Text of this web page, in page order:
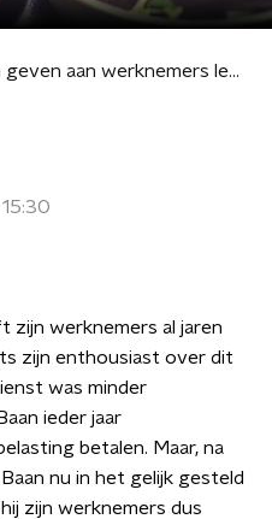
Gratis lunch geven aan werknemers leverde Rob Baan problemen op
zijn werknemers al jaren
zijn enthousiast over dit
was minder
ieder jaar
betalen. Maar, na
nu in het gelijk gesteld
zijn werknemers dus